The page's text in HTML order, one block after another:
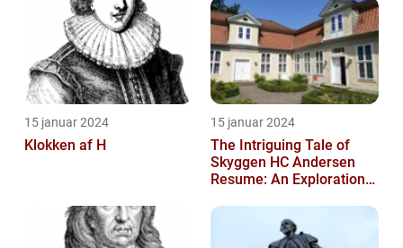
15 januar 2024
Klokken af H
15 januar 2024
The Intriguing Tale of
Skyggen HC Andersen
Resume: An Exploration